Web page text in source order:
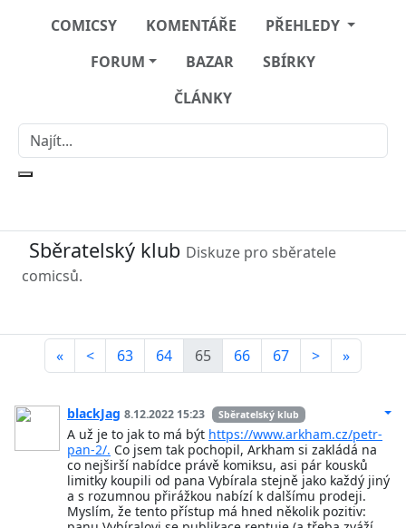
COMICSY KOMENTÁŘE
PŘEHLEDY
FORUM
BAZAR
SBÍRKY
ČLÁNKY
Sběratelský klub Diskuze pro sběratele
comicsů.
« < 63 64 65 66 67 > »
blackJag 8.12.2022 15:23 Sběratelský klub
A už je to jak to má být https://www.arkham.cz/petr-
pan-2/. Co jsem tak pochopil, Arkham si zakládá na
co nejširší nabídce právě komiksu, asi pár kousků
limitky koupili od pana Vybírala stejně jako každý jiný
a s rozumnou přirážkou nabízí k dalšímu prodeji.
Myslím, že tento přístup má hned několik pozitiv: